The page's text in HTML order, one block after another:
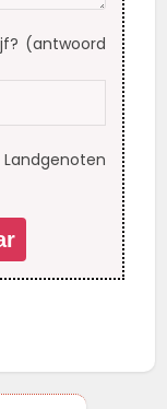
(antwoord